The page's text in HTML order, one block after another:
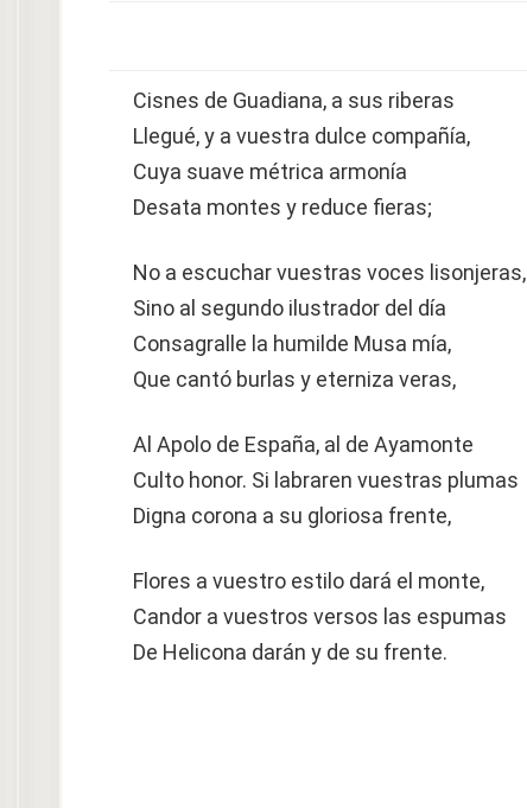
Cisnes de Guadiana, a sus riberas
Llegué, y a vuestra dulce compañía,
Cuya suave métrica armonía
Desata montes y reduce fieras;
No a escuchar vuestras voces lisonjeras,
Sino al segundo ilustrador del día
Consagralle la humilde Musa mía,
Que cantó burlas y eterniza veras,
Al Apolo de España, al de Ayamonte
Culto honor. Si labraren vuestras plumas
Digna corona a su gloriosa frente,
Flores a vuestro estilo dará el monte,
Candor a vuestros versos las espumas
De Helicona darán y de su frente.